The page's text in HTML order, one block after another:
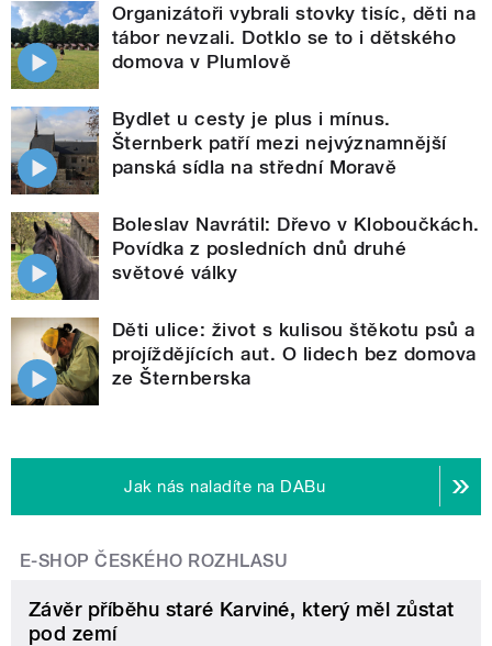
Organizátoři vybrali stovky tisíc, děti na
tábor nevzali. Dotklo se to i dětského
domova v Plumlově
Bydlet u cesty je plus i mínus.
Šternberk patří mezi nejvýznamnější
panská sídla na střední Moravě
Boleslav Navrátil: Dřevo v Kloboučkách.
Povídka z posledních dnů druhé
světové války
Děti ulice: život s kulisou štěkotu psů a
projíždějících aut. O lidech bez domova
ze Šternberska
Jak nás naladíte na DABu
E-SHOP ČESKÉHO ROZHLASU
Závěr příběhu staré Karviné, který měl zůstat
pod zemí